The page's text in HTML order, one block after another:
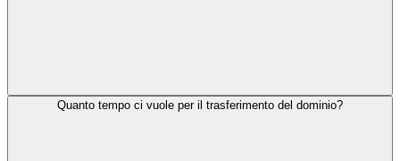
Quanto tempo ci vuole per il trasferimento del dominio?